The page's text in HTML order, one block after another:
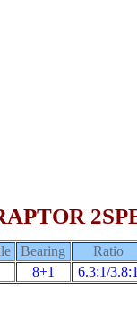
Bearing
Ratio
8+1 6.3:1/3